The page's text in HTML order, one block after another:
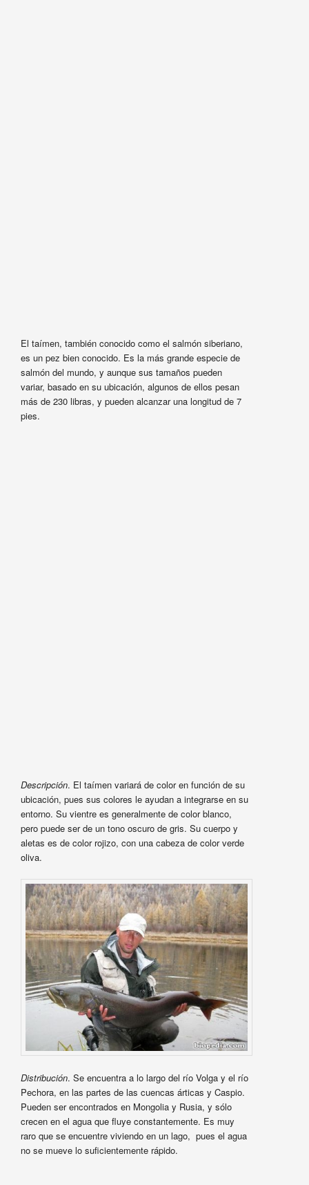
El taímen, también conocido como el salmón siberiano,
es un pez bien conocido. Es la más grande especie de
salmón del mundo, y aunque sus tamaños pueden
variar, basado en su ubicación, algunos de ellos pesan
más de 230 libras, y pueden alcanzar una longitud de 7
pies.
Descripción. El taímen variará de color en función de su
ubicación, pues sus colores le ayudan a integrarse en su
entorno. Su vientre es generalmente de color blanco,
pero puede ser de un tono oscuro de gris. Su cuerpo y
aletas es de color rojizo, con una cabeza de color verde
oliva.
Distribución. Se encuentra a lo largo del río Volga y el río
Pechora, en las partes de las cuencas árticas y Caspio.
Pueden ser encontrados en Mongolia y Rusia, y sólo
crecen en el agua que fluye constantemente. Es muy
raro que se encuentre viviendo en un lago, pues el agua
no se mueve lo suficientemente rápido.